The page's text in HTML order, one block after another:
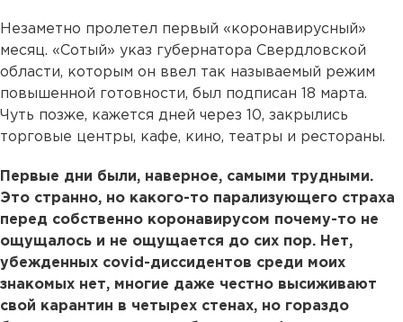
Незаметно пролетел первый «коронавирусный»
месяц. «Сотый» указ губернатора Свердловской
области, которым он ввел так называемый режим
повышенной готовности, был подписан 18 марта.
Чуть позже, кажется дней через 10, закрылись
торговые центры, кафе, кино, театры и рестораны.
Первые дни были, наверное, самыми трудными.
Это странно, но какого-то парализующего страха
перед собственно коронавирусом почему-то не
ощущалось и не ощущается до сих пор. Нет,
убежденных covid-диссидентов среди моих
знакомых нет, многие даже честно высиживают
свой карантин в четырех стенах, но гораздо